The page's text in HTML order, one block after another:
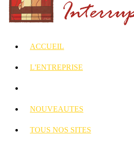
ACCUEIL
L'ENTREPRISE
NOUVEAUTES
TOUS NOS SITES